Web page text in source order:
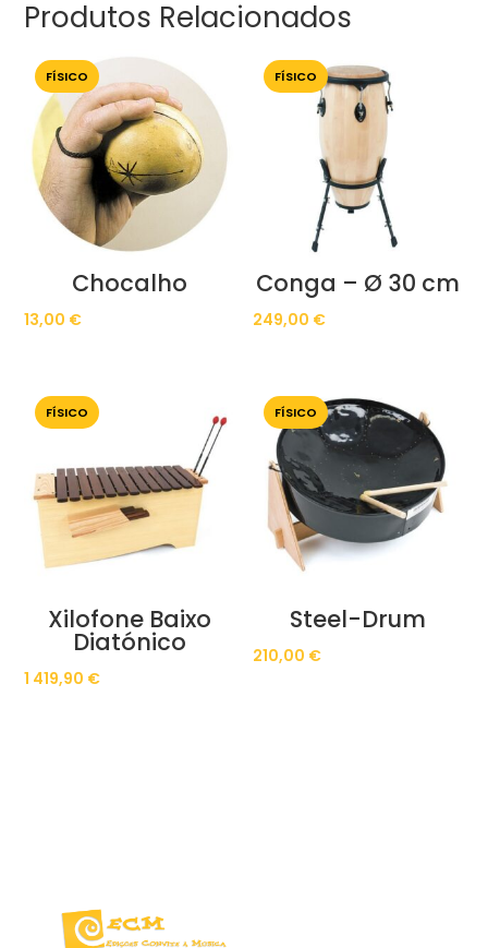
Produtos Relacionados
FÍSICO
Chocalho
13,00 €
FÍSICO
Conga – Ø 30 cm
249,00 €
FÍSICO
Xilofone Baixo
Diatónico
1 419,90 €
FÍSICO
Steel-Drum
210,00 €